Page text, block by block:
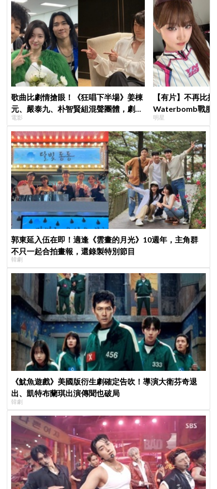
歌曲比劇情搶眼！《狂唱下半場》姜棟
元、嚴泰九、朴智賢組混聲團體，劇中
曲《Love Is》超洗腦
電影
【有片】不再比
Waterbomb戰服
評，逆向操作炸
明星
郭東延入伍在即！適逢《雲畫的月光》10週年，主角群
不只一起合拍畫報，還錄製特別節目
韓劇
《魷魚遊戲》美國版衍生劇確定告吹！導演大衛芬奇退
出、凱特布蘭琪出演傳聞也破局
韓劇